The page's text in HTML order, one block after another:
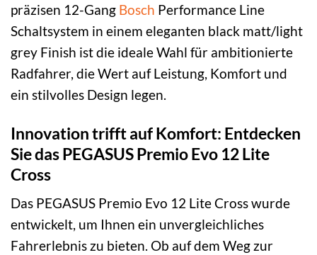
präzisen 12-Gang Bosch Performance Line
Schaltsystem in einem eleganten black matt/light
grey Finish ist die ideale Wahl für ambitionierte
Radfahrer, die Wert auf Leistung, Komfort und
ein stilvolles Design legen.
Innovation trifft auf Komfort: Entdecken
Sie das PEGASUS Premio Evo 12 Lite
Cross
Das PEGASUS Premio Evo 12 Lite Cross wurde
entwickelt, um Ihnen ein unvergleichliches
Fahrerlebnis zu bieten. Ob auf dem Weg zur